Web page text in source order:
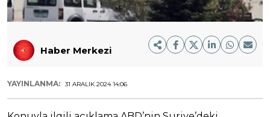
Haber Merkezi
YAYINLANMA: 31 ARALIK 2024 14:06